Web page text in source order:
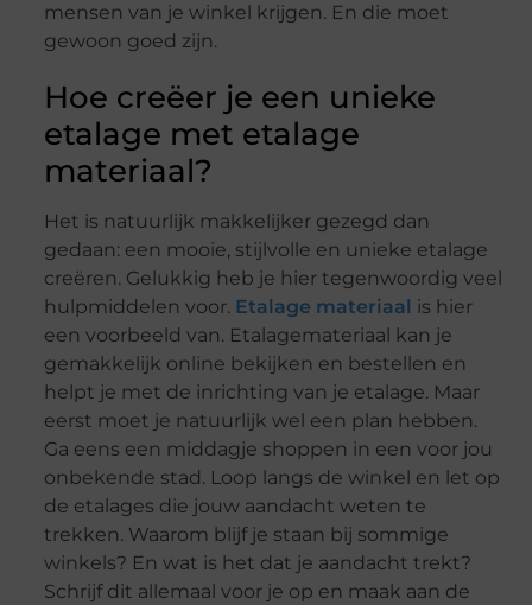
mensen van je winkel krijgen. En die moet
gewoon goed zijn.
Hoe creëer je een unieke
etalage met etalage
materiaal?
Het is natuurlijk makkelijker gezegd dan
gedaan: een mooie, stijlvolle en unieke etalage
creëren. Gelukkig heb je hier tegenwoordig veel
hulpmiddelen voor. Etalage materiaal is hier
een voorbeeld van. Etalagemateriaal kan je
gemakkelijk online bekijken en bestellen en
helpt je met de inrichting van je etalage. Maar
eerst moet je natuurlijk wel een plan hebben.
Ga eens een middagje shoppen in een voor jou
onbekende stad. Loop langs de winkel en let op
de etalages die jouw aandacht weten te
trekken. Waarom blijf je staan bij sommige
winkels? En wat is het dat je aandacht trekt?
Schrijf dit allemaal voor je op en maak aan de